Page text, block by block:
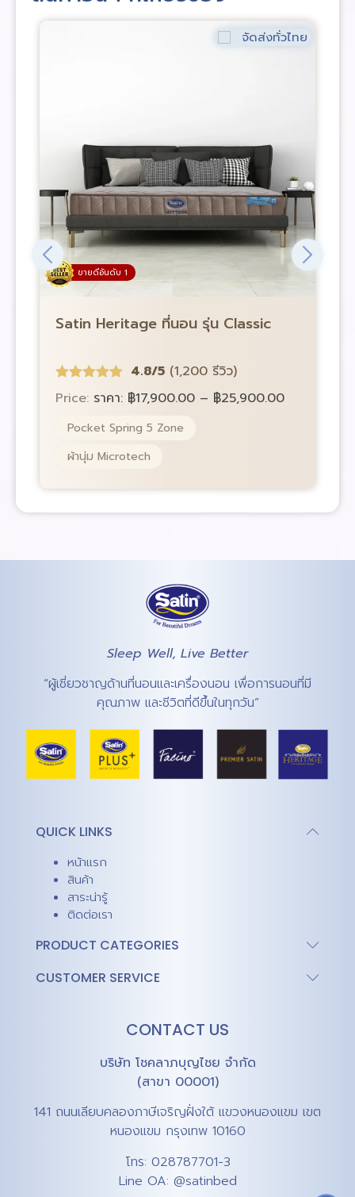
ขายดีอันดับ 1
จัดส่งทั่วไทย
Satin Heritage ที่นอน รุ่น Classic
4.8/5 (1,200 รีวิว)
Price: ราคา: ฿17,900.00 – ฿25,900.00
Pocket Spring 5 Zone
ผ้านุ่ม Microtech
Sleep Well, Live Better
“ผู้เชี่ยวชาญด้านที่นอนและเครื่องนอน เพื่อการนอนที่มี
คุณภาพ และชีวิตที่ดีขึ้นในทุกวัน”
QUICK LINKS
หน้าแรก
สินค้า
สาระน่ารู้
ติดต่อเรา
PRODUCT CATEGORIES
CUSTOMER SERVICE
CONTACT US
บริษัท โชคลาภบุญไชย จำกัด
(สาขา 00001)
141 ถนนเลียบคลองภาษีเจริญฝั่งใต้ แขวงหนองแขม เขต
หนองแขม กรุงเทพ 10160
โทร: 028787701-3
Line OA: @satinbed